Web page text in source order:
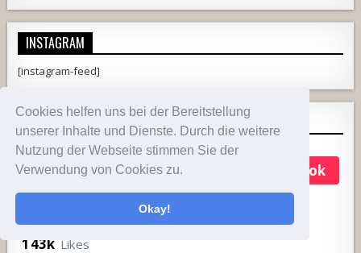
Cookies helfen uns bei der Bereitstellung
unserer Inhalte und Dienste. Durch die weitere
Nutzung der Webseite stimmen Sie der
Verwendung von Cookies zu.
Okay!
INSTAGRAM
[instagram-feed]
TIKTOK
KLE Follow on TikTok
381 Videos 68 Following 3,713 Followers
143k Likes